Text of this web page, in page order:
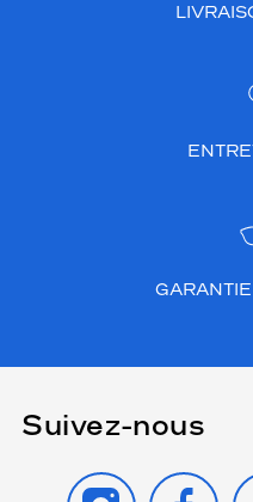
Suivez-nous
INSTAGRAM